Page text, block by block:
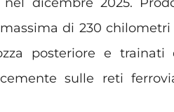
di 230 chilometri
posteriore e trainati
sulle reti